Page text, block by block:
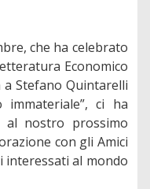
che ha celebrato
Economico
a Stefano Quintarelli
ci ha
al nostro prossimo
con gli Amici
interessati al mondo